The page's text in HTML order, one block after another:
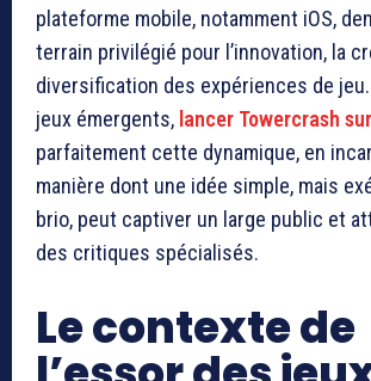
plateforme mobile, notamment iOS,
terrain privilégié pour l’innovation, la
diversification des expériences de
jeux émergents, lancer Towercrash
parfaitement cette dynamique, en
manière dont une idée simple, mais
brio, peut captiver un large public et
des critiques spécialisés.
Le contexte de